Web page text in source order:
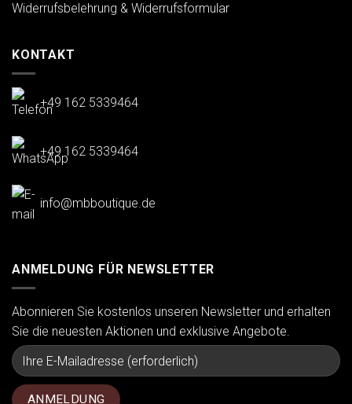
Widerrufsbelehrung & Widerrufsformular
KONTAKT
+49 162 5339464
+49 162 5339464
info@mbboutique.de
ANMELDUNG FÜR NEWSLETTER
Abonnieren Sie kostenlos unseren Newsletter und erhalten
Sie die neuesten Aktionen und exklusive Angebote.